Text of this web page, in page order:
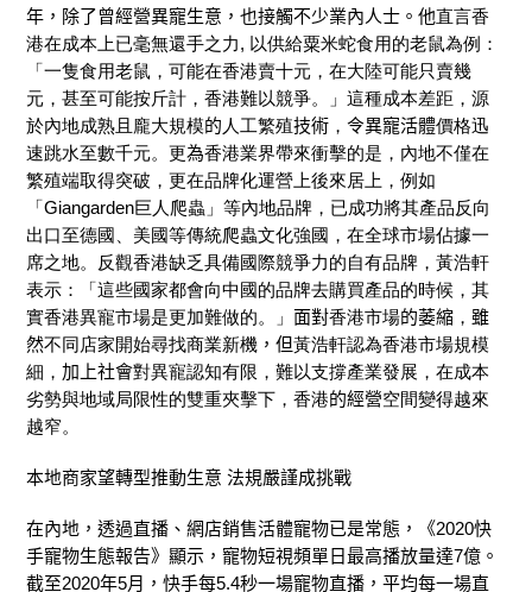
年，除了曾經營異寵生意，也接觸不少業內人士。 他直言香
港在成本上已毫無還手之力, 以供給粟米蛇食用的老鼠為例 ：
「一隻食用老鼠 ，可能在香港賣十元，在大陸可能只賣幾
元，甚至可能按斤計，香港難以競爭。」這種成本差距，源
於內地成熟且龐大規模的 人工繁殖技術 ， 令異寵活體價格迅
速跳水至數千元。 更為香港業界帶來衝擊的是 ，內地不僅在
繁殖端取得突破，更在品牌化運營上後來居上，例如
「Giangarden巨人爬蟲」等內地品牌 ，已成功將其產品反向
出口至德國、美國等傳統爬蟲文化強國，在全球市場佔據一
席之地。反觀香港缺乏具備國際競爭力的自有品牌， 黃浩軒
表示：「這些國家都會向中國的品牌去購買產品的時候，其
實香港異寵市場是更加難做的。」 面對香港市場的萎縮 ， 雖
然不同店家開始尋找商業新機 ，但黃浩軒認為香港市場規模
細， 加上社會對異寵認知有限，難以支撐產業發展 ， 在成本
劣勢與地域局限性的雙重夾擊下，香港的經營空間變得越來
越窄。
本地商家望轉型推動生意 法規嚴謹成挑戰
在內地，透過直播、網店銷售活體寵物已是常態 ，《2020快
手寵物生態報告》顯示， 寵物短視頻單日最高播放量達7億。
截至2020年5月，快手每5.4秒一場寵物直播， 平均每一場直